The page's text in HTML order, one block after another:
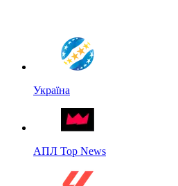
Україна
АПЛ Top News